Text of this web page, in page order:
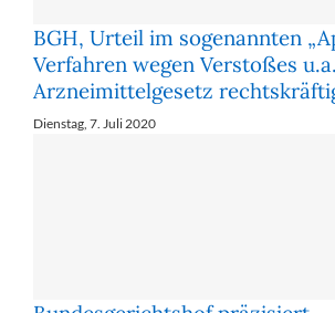
BGH, Urteil im sogenannten
Verfahren wegen Verstoßes
Arzneimittelgesetz
Dienstag, 7. Juli 2020